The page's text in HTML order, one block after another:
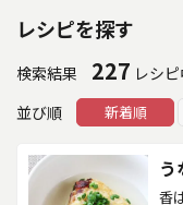
レシピを探す
検索結果 227 レシ
並び順
新着順
香